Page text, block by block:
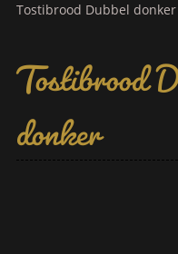
Tostibrood Dubbel donker
Tostibrood
donker